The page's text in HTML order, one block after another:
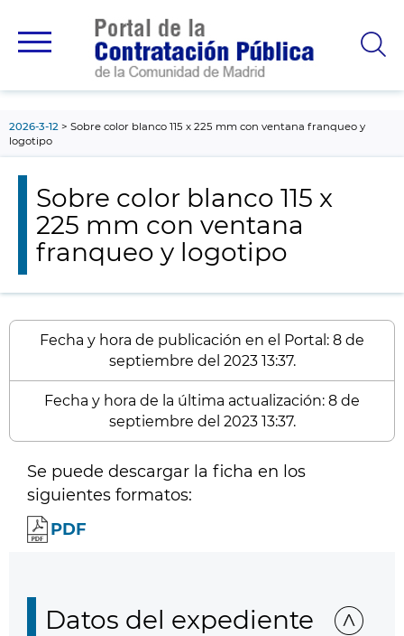
principal
2026-3-12
Sobre color blanco 115 x 225 mm con ventana franqueo y
logotipo
Sobre color blanco 115 x
225 mm con ventana
franqueo y logotipo
Fecha y hora de publicación en el Portal: 8 de
septiembre del 2023 13:37.
Fecha y hora de la última actualización: 8 de
septiembre del 2023 13:37.
Se puede descargar la ficha en los
siguientes formatos:
PDF
Datos del expediente